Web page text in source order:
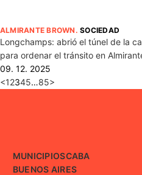
ALMIRANTE BROWN .SOCIEDAD
Longchamps: abrió el túnel de la
para ordenar el tránsito en
09. 12. 2025
<12345…85>
MUNICIPIOSCABA
BUENOS AIRES